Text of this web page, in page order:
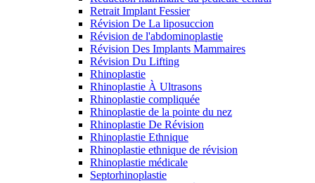
Retrait Implant Fessier
Révision De La liposuccion
Révision de l'abdominoplastie
Révision Des Implants Mammaires
Révision Du Lifting
Rhinoplastie
Rhinoplastie À Ultrasons
Rhinoplastie compliquée
Rhinoplastie de la pointe du nez
Rhinoplastie De Révision
Rhinoplastie Ethnique
Rhinoplastie ethnique de révision
Rhinoplastie médicale
Septorhinoplastie